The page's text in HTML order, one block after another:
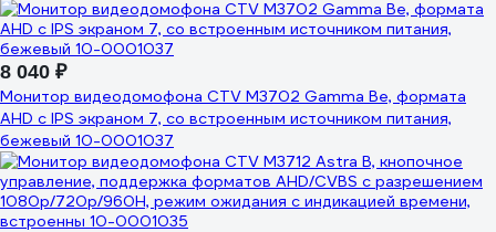
8 040 ₽
Монитор видеодомофона CTV M3702 Gamma Be, формата
AHD с IPS экраном 7, со встроенным источником питания,
бежевый 10-0001037